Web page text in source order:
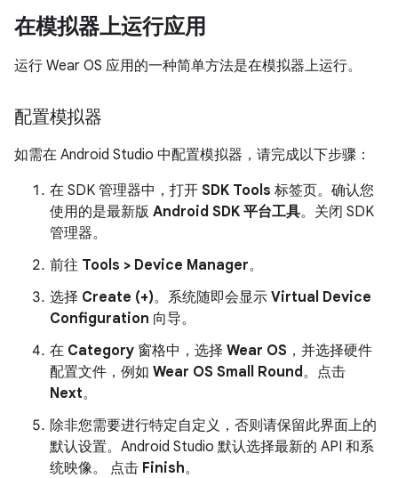
在模拟器上运行应用
运行 Wear OS 应用的一种简单方法是在模拟器上运行。
配置模拟器
如需在 Android Studio 中配置模拟器，请完成以下步骤：
在 SDK 管理器中，打开 SDK Tools 标签页。确认您
使用的是最新版 Android SDK 平台工具。关闭 SDK
管理器。
前往 Tools > Device Manager。
选择 Create (+)。系统随即会显示 Virtual Device
Configuration 向导。
在 Category 窗格中，选择 Wear OS ，并选择硬件
配置文件，例如 Wear OS Small Round。点击
Next。
除非您需要进行特定自定义，否则请保留此界面上的
默认设置。Android Studio 默认选择最新的 API 和系
统映像。 点击 Finish。